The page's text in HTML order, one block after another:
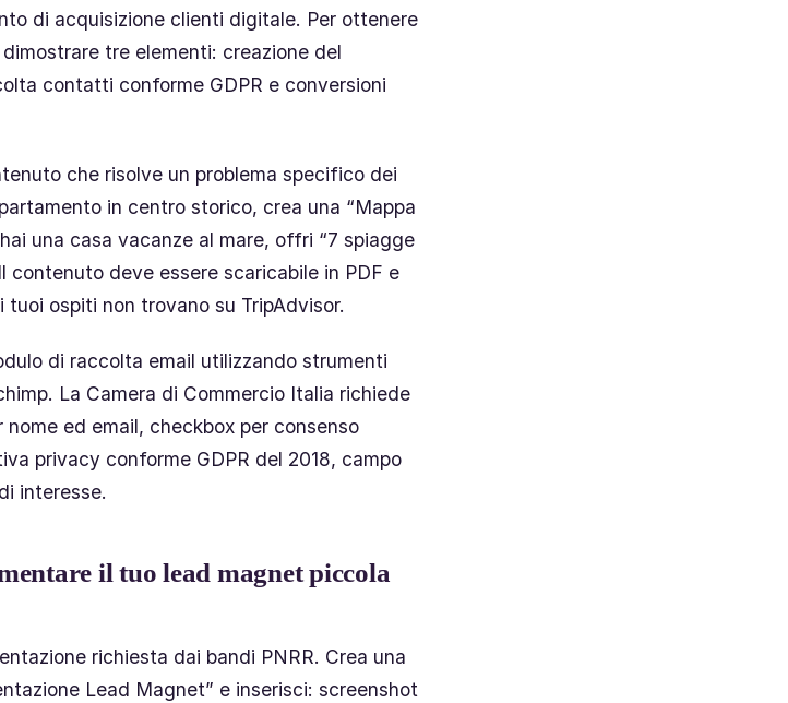
di acquisizione clienti digitale. Per ottenere
tre elementi: creazione del
contatti conforme GDPR e conversioni
che risolve un problema specifico dei
in centro storico, crea una “Mappa
una casa vacanze al mare, offri “7 spiagge
contenuto deve essere scaricabile in PDF e
ospiti non trovano su TripAdvisor.
di raccolta email utilizzando strumenti
La Camera di Commercio Italia richiede
ed email, checkbox per consenso
privacy conforme GDPR del 2018, campo
interesse.
il tuo lead magnet piccola
richiesta dai bandi PNRR. Crea una
Lead Magnet” e inserisci: screenshot